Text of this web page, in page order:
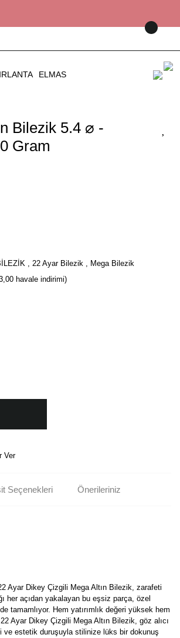
ELMAS
Bilezik 5.4 ⌀ -
Gram
, 22 Ayar Bilezik , Mega Bilezik
havale indirimi)
Ver
Seçenekleri Önerileriniz
Ayar Dikey Çizgili Mega Altın Bilezik, zarafeti
her açıdan yakalayan bu eşsiz parça, özel
tamamlıyor. Hem yatırımlık değeri yüksek hem
Ayar Dikey Çizgili Mega Altın Bilezik, göz alıcı
ve estetik duruşuyla stilinize lüks bir dokunuş